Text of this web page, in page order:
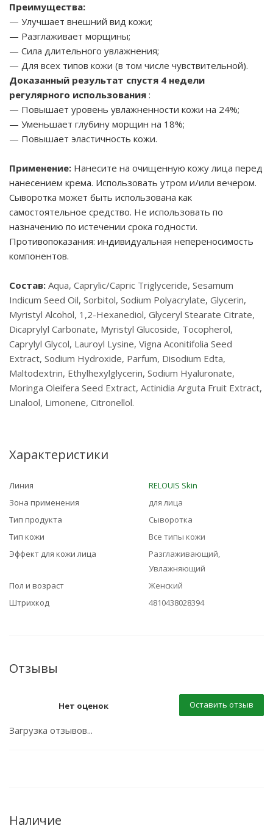
Преимущества:
— Улучшает внешний вид кожи;
— Разглаживает морщины;
— Сила длительного увлажнения;
— Для всех типов кожи (в том числе чувствительной).
Доказанный результат спустя 4 недели
регулярного использования :
— Повышает уровень увлажненности кожи на 24%;
— Уменьшает глубину морщин на 18%;
— Повышает эластичность кожи.
Применение: Нанесите на очищенную кожу лица перед
нанесением крема. Использовать утром и/или вечером.
Сыворотка может быть использована как
самостоятельное средство. Не использовать по
назначению по истечении срока годности.
Противопоказания: индивидуальная непереносимость
компонентов.
Состав: Aqua, Caprylic/Capric Triglyceride, Sesamum
Indicum Seed Oil, Sorbitol, Sodium Polyacrylate, Glycerin,
Myristyl Alcohol, 1,2-Hexanediol, Glyceryl Stearate Citrate,
Dicaprylyl Carbonate, Myristyl Glucoside, Tocopherol,
Caprylyl Glycol, Lauroyl Lysine, Vigna Aconitifolia Seed
Extract, Sodium Hydroxide, Parfum, Disodium Edta,
Maltodextrin, Ethylhexylglycerin, Sodium Hyaluronate,
Moringa Oleifera Seed Extract, Actinidia Arguta Fruit Extract,
Linalool, Limonene, Citronellol.
Характеристики
Линия
RELOUIS Skin
Зона применения
для лица
Тип продукта
Сыворотка
Тип кожи
Все типы кожи
Эффект для кожи лица
Разглаживающий,
Увлажняющий
Пол и возраст
Женский
Штрихкод
4810438028394
Отзывы
Нет оценок Оставить отзыв
Загрузка отзывов...
Наличие